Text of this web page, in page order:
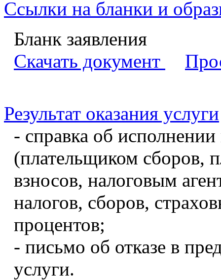
Ссылки на бланки и
Бланк заявления
Скачать документ
Результат оказания услуги
- справка об
(плательщиком сборов,
взносов, налоговым
налогов, сборов,
процентов;
- письмо об отказе в
услуги.